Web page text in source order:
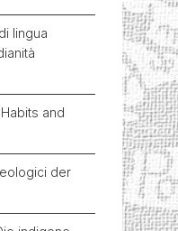
lingua
and
der